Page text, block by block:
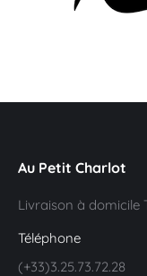
Au Petit Charlot
Livraison à domicile
Téléphone
(+33)3.25.73.72.28